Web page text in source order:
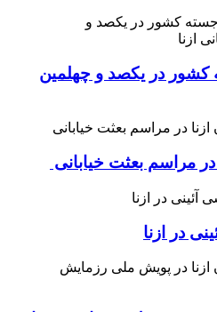
در یکصد و چهلمین
مراسم بعثت خیابانی
در ازنا